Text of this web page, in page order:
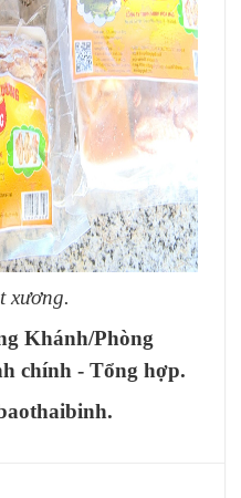
xương.
Khánh/Phòng
chính - Tổng hợp.